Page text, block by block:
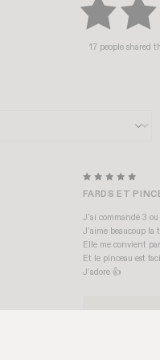
17 people shared
FARDS ET
J’ai commandé 3
J’aime beaucoup
Elle me convient
Et le pinceau est
J’adore 👍